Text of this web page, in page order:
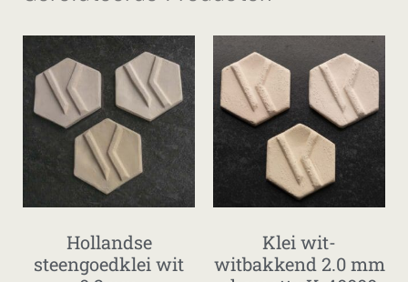
Hollandse
steengoedklei wit
Klei wit-
witbakkend 2.0 mm